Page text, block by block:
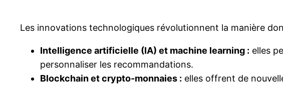
Les innovations technologiques révolutionnent la manière
Intelligence artificielle (IA) et machine learning : elles
personnaliser les recommandations.
Blockchain et crypto-monnaies : elles offrent de